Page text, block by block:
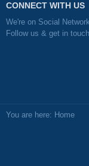
CONNECT WITH US
We're on Social
Follow us & get in
You are here: Home